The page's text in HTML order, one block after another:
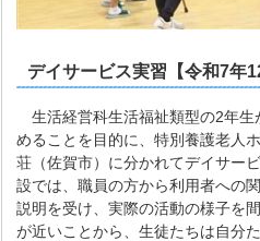
デイサービス実習【令和7年
生活経営科生活福祉類型の2年生
めることを目的に、特別養護老人
荘（佐賀市）に分かれてデイサー
設では、職員の方から利用者への
説明を受け、実際の活動の様子を
が近いことから、生徒たちは自分